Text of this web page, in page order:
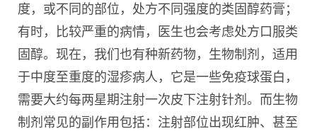
度，或不同的部位，处方不同强度的类固醇药膏；
有时，比较严重的病情，医生也会考虑处方口服类
固醇。现在，我们也有种新药物，生物制剂，适用
于中度至重度的湿疹病人，它是一些免疫球蛋白，
需要大约每两星期注射一次皮下注射针剂。而生物
制剂常见的副作用包括：注射部位出现红肿、甚至